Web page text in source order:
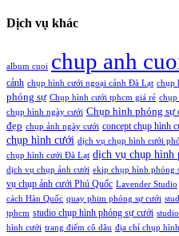
Dịch vụ khác
album cuoi chup anh
cảnh chụp hình cưới ngoại cảnh Đà Lạt chụp
phóng sự Chụp hình cưới tphcm giá rẻ
chụp hình ngày cưới Chụp hình phóng sự
đẹp chụp ảnh ngày cưới concept chụp hình
chụp hình cưới dịch vụ chụp hình cưới
chụp hình cưới Đà Lạt dịch vụ chụp hình
dịch vụ chụp ảnh cưới ekip chụp hình phóng
vụ chụp ảnh cưới Phú Quốc Lavender Studio
cách Hàn Quốc quay phim phóng sự cưới
tphcm studio chụp hình phóng sự cưới
hình cưới trang điểm cô dâu địa chỉ chụp